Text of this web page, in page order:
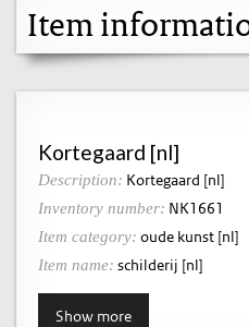
Item
Kortegaard [nl]
Description: Kortegaard [nl]
Inventory number: NK1661
Item category: oude kunst [nl]
Item name: schilderij [nl]
Show more